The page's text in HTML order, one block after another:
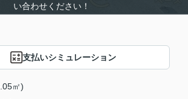
い合わせください！
支払いシミュレーション
㎡)